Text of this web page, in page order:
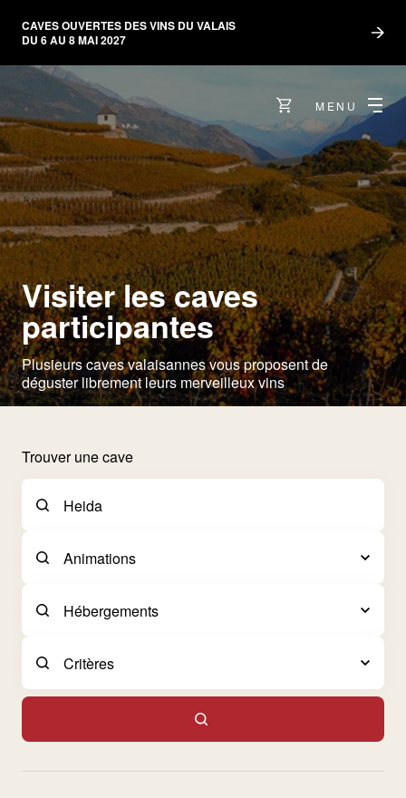
CAVES OUVERTES DES VINS DU VALAIS
DU 6 AU 8 MAI 2027
MENU
Visiter les caves
participantes
Plusieurs caves valaisannes vous proposent de
déguster librement leurs merveilleux vins
Trouver une cave